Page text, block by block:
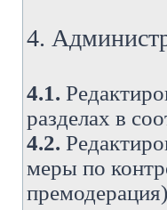
4.
4.1.
разделах в
4.2.
меры по